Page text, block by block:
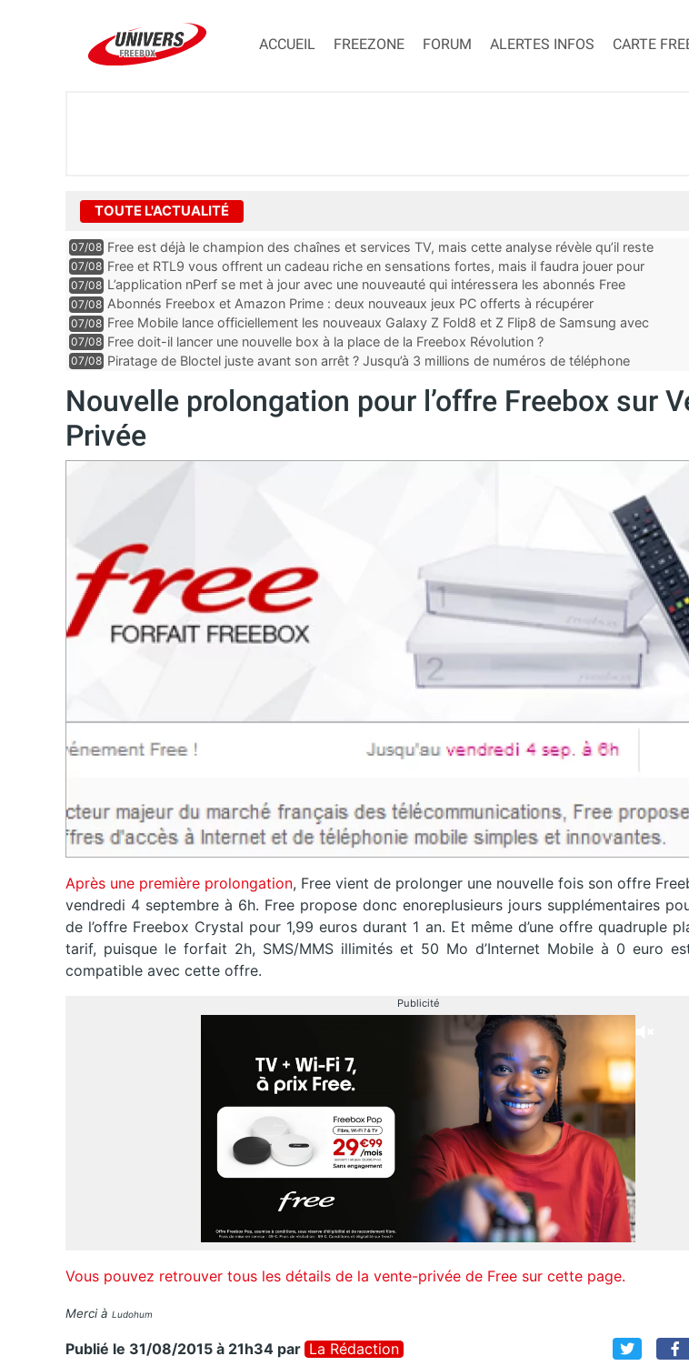
ACCUEIL FREEZONE FORUM ALERTES INFOS CARTE
TOUTE L'ACTUALITÉ
07/08 Free est déjà le champion des chaînes et services TV, mais cette analyse révèle qu’il reste
encore au moin...
07/08 Free et RTL9 vous offrent un cadeau riche en sensations fortes, mais il faudra jouer pour
l’obtenir
07/08 L’application nPerf se met à jour avec une nouveauté qui intéressera les abonnés Free
Mobile, Orange, SFR ...
07/08 Abonnés Freebox et Amazon Prime : deux nouveaux jeux PC offerts à récupérer
07/08 Free Mobile lance officiellement les nouveaux Galaxy Z Fold8 et Z Flip8 de Samsung avec
des promos et des cadeaux
07/08 Free doit-il lancer une nouvelle box à la place de la Freebox Révolution ?
07/08 Piratage de Bloctel juste avant son arrêt ? Jusqu’à 3 millions de numéros de téléphone
Nouvelle prolongation pour l’offre Freebox sur
Privée
Après une première prolongation, Free vient de prolonger une nouvelle fois son offre
vendredi 4 septembre à 6h. Free propose donc enoreplusieurs jours supplémentaires
de l’offre Freebox Crystal pour 1,99 euros durant 1 an. Et même d’une offre quadruple
tarif, puisque le forfait 2h, SMS/MMS illimités et 50 Mo d’Internet Mobile à 0 euro
compatible avec cette offre.
Publicité
Vous pouvez retrouver tous les détails de la vente-privée de Free sur cette page.
Merci à Ludohum
Publié le 31/08/2015 à 21h34 par La Rédaction